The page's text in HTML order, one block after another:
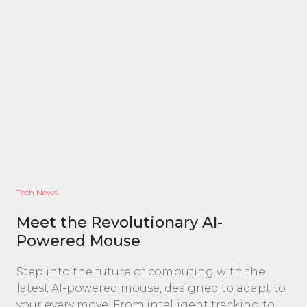
Tech News
Meet the Revolutionary AI-
Powered Mouse
Step into the future of computing with the
latest AI-powered mouse, designed to adapt to